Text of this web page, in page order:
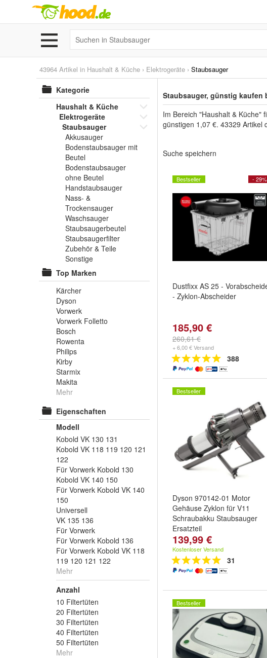
43964 Artikel in Haushalt & Küche › Elektrogeräte › Staubsauger
Kategorie
Haushalt & Küche
Elektrogeräte
Staubsauger
Akkusauger
Bodenstaubsauger mit
Beutel
Bodenstaubsauger
ohne Beutel
Handstaubsauger
Nass- &
Trockensauger
Waschsauger
Staubsaugerbeutel
Staubsaugerfilter
Zubehör & Teile
Sonstige
Top Marken
Kärcher
Dyson
Vorwerk
Vorwerk Folletto
Bosch
Rowenta
Philips
Kirby
Starmix
Makita
Mehr
Eigenschaften
Modell
Kobold VK 130 131
Kobold VK 118 119 120 121
122
Für Vorwerk Kobold 130
Kobold VK 140 150
Für Vorwerk Kobold VK 140
150
Universell
VK 135 136
Für Vorwerk
Für Vorwerk Kobold 136
Für Vorwerk Kobold VK 118
119 120 121 122
Mehr
Anzahl
10 Filtertüten
20 Filtertüten
30 Filtertüten
40 Filtertüten
50 Filtertüten
Mehr
Staubsauger, günstig kaufen
Im Bereich "Haushalt & Küche"
günstigen 1,07 €. 43329 Artikel
Suche speichern
- 29%
Bestseller
Dustfixx AS 25 -
- Zyklon-Abscheider
185,90 €
260,61 €
+ 6,00 € Versand
388
Bestseller
Dyson 970142-01 Motor
Gehäuse Zyklon für V11
Schraubakku Staubsauger
Ersatzteil
139,99 €
Kostenloser Versand
31
Bestseller